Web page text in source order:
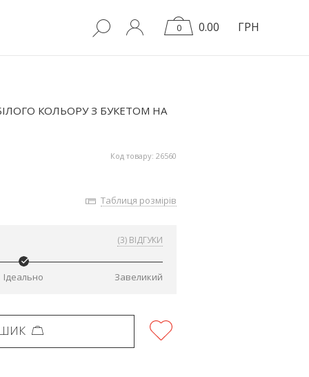
0 0.00 ГРН
КОЛЬОРУ З БУКЕТОМ НА
Код товару: 26560
Таблиця розмірів
(3) ВІДГУКИ
Ідеально Завеликий